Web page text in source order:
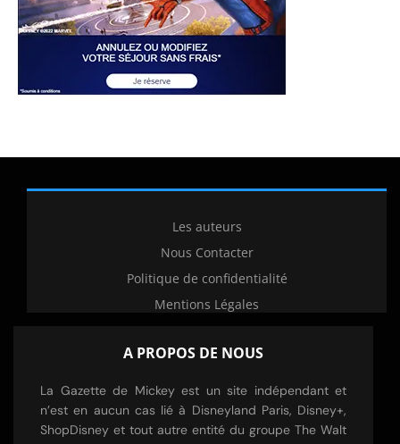
Les auteurs
Nous Contacter
Politique de confidentialité
Mentions Légales
A PROPOS DE NOUS
La Gazette de Mickey est un site indépendant et
n’est en aucun cas lié à Disneyland Paris, Disney+,
ShopDisney et tout autre entité du groupe The Walt